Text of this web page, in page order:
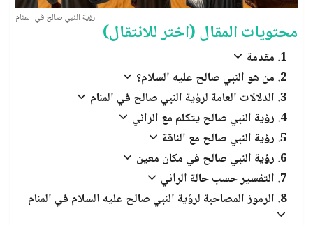
الجن والملائكة
رؤية النبي صالح في المنام
محتويات المقال (اختر للانتقال)
مقدمة
من هو النبي صالح عليه السلام؟
الدلالات العامة لرؤية النبي صالح في المنام
رؤية النبي صالح يتكلم مع الرائي
رؤية النبي صالح مع الناقة
رؤية النبي صالح في مكان معين
التفسير حسب حالة الرائي
الرموز المصاحبة لرؤية النبي صالح عليه السلام في المنام